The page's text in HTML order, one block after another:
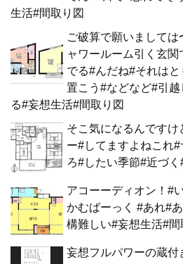
生活#間取り図
ご破算で願いまして
ャワールーム引く玄
でる#んだね#それは
置こう#などなど#引
る#妄想生活#間取り図
そこ気になるんです
ー#してますよねこれ
ろ#したい季節#近づ
アコーーディオン！#
かむばーっく #あれ#
構難しい#妄想生活#間
妄想フルパワーの蔵付